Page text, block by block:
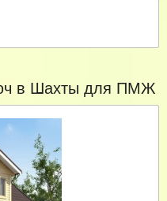
в Шахты для ПМЖ